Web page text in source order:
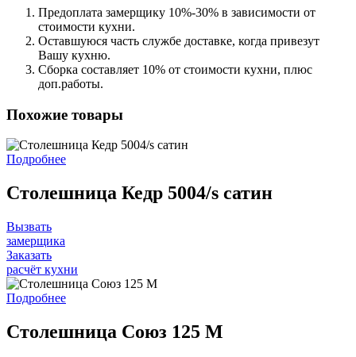
Предоплата замерщику 10%-30% в зависимости от
стоимости кухни.
Оставшуюся часть службе доставке, когда привезут
Вашу кухню.
Сборка составляет 10% от стоимости кухни, плюс
доп.работы.
Похожие товары
Подробнее
Столешница Кедр 5004/s сатин
Вызвать
замерщика
Заказать
расчёт кухни
Подробнее
Столешница Союз 125 M